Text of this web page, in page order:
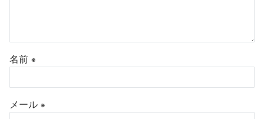
名前 ※
メール ※